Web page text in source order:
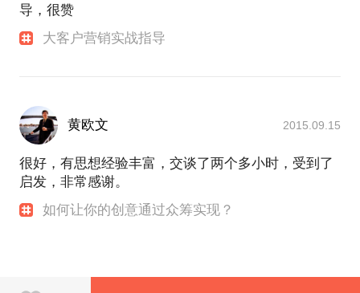
导，很赞
大客户营销实战指导
黄欧文 2015.09.15
很好，有思想经验丰富，交谈了两个多小时，受到了
启发，非常感谢。
如何让你的创意通过众筹实现？